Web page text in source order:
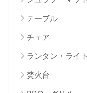
テーブル
チェア
ランタン・ライト
焚火台